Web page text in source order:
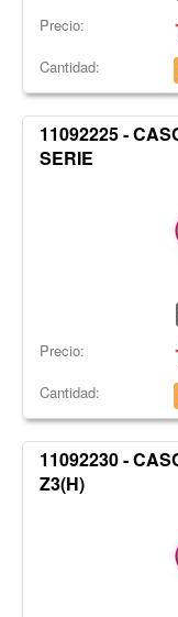
Precio:
Cantidad:
11092225 -
SERIE
Precio:
Cantidad:
11092230 -
Z3(H)